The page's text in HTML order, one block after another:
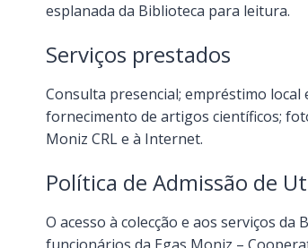
esplanada da Biblioteca para leitura.
Serviços prestados
Consulta presencial; empréstimo
fornecimento de artigos científicos;
Moniz CRL e à Internet.
Política de Admissão de
O acesso à colecção e aos serviços